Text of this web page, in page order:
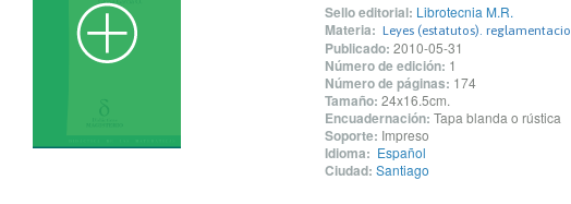
Sello editorial: Librotecnia M.R.
Materia: Leyes (estatutos).
Publicado: 2010-05-31
Número de edición: 1
Número de páginas: 174
Tamaño: 24x16.5cm.
Encuadernación: Tapa blanda o rústica
Soporte: Impreso
Idioma: Español
Ciudad: Santiago